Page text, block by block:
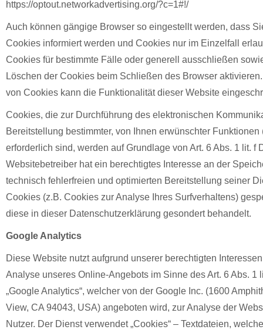
https://optout.networkadvertising.org/?c=1#!/
Auch können gängige Browser so eingestellt werden, dass
Cookies informiert werden und Cookies nur im Einzelfall
Cookies für bestimmte Fälle oder generell ausschließen
Löschen der Cookies beim Schließen des Browser
von Cookies kann die Funktionalität dieser Website
Cookies, die zur Durchführung des elektronischen
Bereitstellung bestimmter, von Ihnen erwünschter Funktionen
erforderlich sind, werden auf Grundlage von Art. 6 Abs. 1 lit. f
Websitebetreiber hat ein berechtigtes Interesse an der
technisch fehlerfreien und optimierten Bereitstellung seiner
Cookies (z.B. Cookies zur Analyse Ihres Surfverhaltens)
diese in dieser Datenschutzerklärung gesondert behandelt.
Google Analytics
Diese Website nutzt aufgrund unserer berechtigten
Analyse unseres Online-Angebots im Sinne des Art. 6 Abs. 1
„Google Analytics“, welcher von der Google Inc. (1600
View, CA 94043, USA) angeboten wird, zur Analyse der
Nutzer. Der Dienst verwendet „Cookies“ – Textdateien,